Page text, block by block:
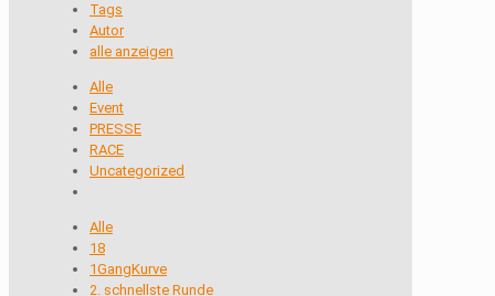
Tags
Autor
alle anzeigen
Alle
Event
PRESSE
RACE
Uncategorized
Alle
18
1GangKurve
2. schnellste Runde